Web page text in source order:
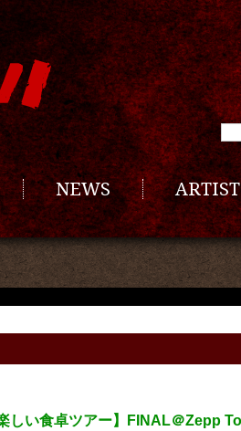
NEWS
しい食卓ツアー】FINAL＠Zepp